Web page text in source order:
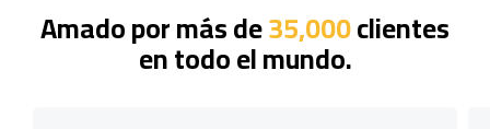
Amado por más de35,000clientes
en todo el mundo.